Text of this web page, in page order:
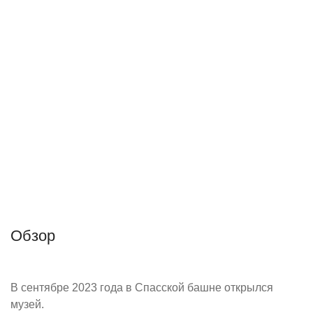
Обзор
В сентябре 2023 года в Спасской башне открылся
музей.